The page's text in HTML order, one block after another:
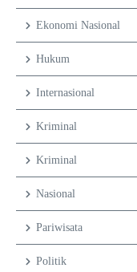
Ekonomi Nasional
Hukum
Internasional
Kriminal
Kriminal
Nasional
Pariwisata
Politik